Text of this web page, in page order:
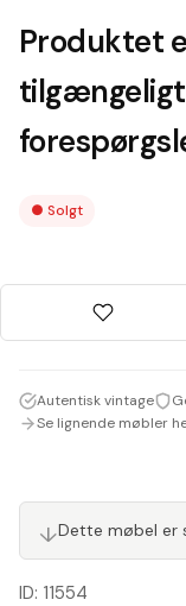
ID: 11554
Produktet
● Solgt
Autentisk vintage
Se lignende møbler
↓Dette møbel er